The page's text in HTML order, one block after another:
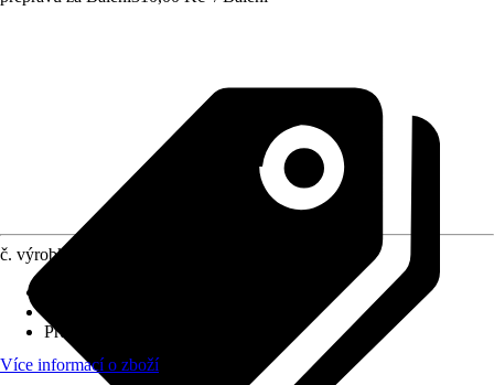
č. výrobku
Průměr (od - do)
Více informací o zboží